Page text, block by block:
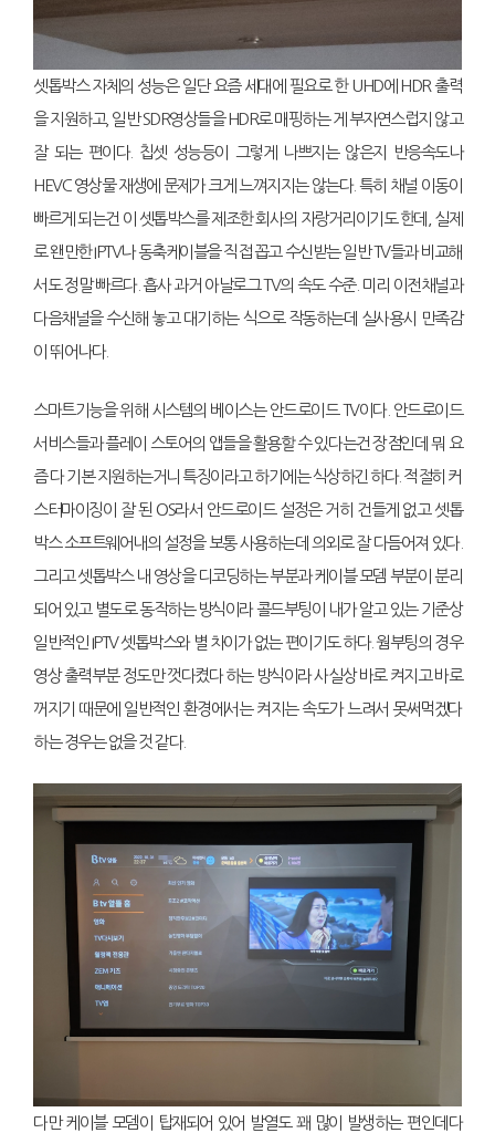
셋톱박스 자체의 성능은 일단 요즘 세대에 필요로 한 UHD에 HDR 출력
을 지원하고, 일반 SDR영상들을 HDR로 매핑하는 게 부자연스럽지 않고
잘 되는 편이다. 칩셋 성능등이 그렇게 나쁘지는 않은지 반응속도나
HEVC 영상물 재생에 문제가 크게 느껴지지는 않는다. 특히 채널 이동이
빠르게 되는건 이 셋톱박스를 제조한 회사의 자랑거리이기도 한데, 실제
로 왠만한 IPTV나 동축케이블을 직접 꼽고 수신받는 일반 TV들과 비교해
서도 정말 빠르다. 흡사 과거 아날로그 TV의 속도 수준. 미리 이전채널과
다음채널을 수신해 놓고 대기하는 식으로 작동하는데 실사용시 만족감
이 뛰어나다.
스마트기능을 위해 시스템의 베이스는 안드로이드 TV이다. 안드로이드
서비스들과 플레이 스토어의 앱들을 활용할 수 있다는건 장점인데 뭐 요
즘 다 기본 지원하는거니 특징이라고 하기에는 식상하긴 하다. 적절히 커
스터마이징이 잘 된 OS라서 안드로이드 설정은 거히 건들게 없고 셋톱
박스 소프트웨어내의 설정을 보통 사용하는데 의외로 잘 다듬어져 있다.
그리고 셋톱박스 내 영상을 디코딩하는 부분과 케이블 모뎀 부분이 분리
되어 있고 별도로 동작하는 방식이라 콜드부팅이 내가 알고 있는 기준상
일반적인 IPTV 셋톱박스와 별 차이가 없는 편이기도 하다. 웜부팅의 경우
영상 출력부분 정도만 껏다켰다 하는 방식이라 사실상 바로 켜지고 바로
꺼지기 때문에 일반적인 환경에서는 켜지는 속도가 느려서 못써먹겠다
하는 경우는 없을 것 같다.
다만 케이블 모뎀이 탑재되어 있어 발열도 꽤 많이 발생하는 편인데다